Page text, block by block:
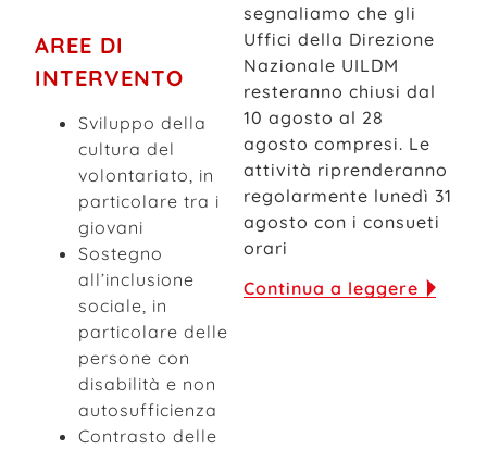
AREE DI
INTERVENTO
Sviluppo della
cultura del
volontariato, in
particolare tra i
giovani
Sostegno
all’inclusione
sociale, in
particolare delle
persone con
disabilità e non
autosufficienza
Contrasto delle
segnaliamo che gli
Uffici della Direzione
Nazionale UILDM
resteranno chiusi dal
10 agosto al 28
agosto compresi. Le
attività riprenderanno
regolarmente lunedì 31
agosto con i consueti
orari
Continua a leggere